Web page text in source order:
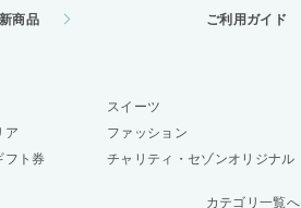
新商品 ご利用ガイド
スイーツ
ア
ファッション
フト券 チャリティ・セゾンオリジナル
カテゴリ一覧へ